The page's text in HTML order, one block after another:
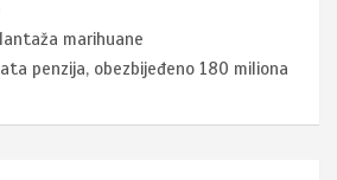
marihuane
penzija, obezbijeđeno 180 miliona